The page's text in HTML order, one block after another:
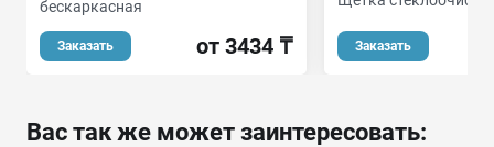
бескаркасная
Заказать от 3434 ₸ Заказать
Вас так же может заинтересовать: